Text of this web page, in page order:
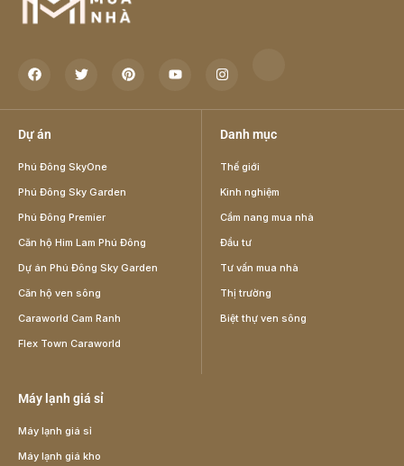
Dự án
Phú Đông SkyOne
Phú Đông Sky Garden
Phú Đông Premier
Căn hộ Him Lam Phú Đông
Dự án Phú Đông Sky Garden
Căn hộ ven sông
Caraworld Cam Ranh
Flex Town Caraworld
Danh mục
Thế giới
Kinh nghiệm
Cẩm nang mua nhà
Đầu tư
Tư vấn mua nhà
Thị trường
Biệt thự ven sông
Máy lạnh giá sỉ
Máy lạnh giá sỉ
Máy lạnh giá kho